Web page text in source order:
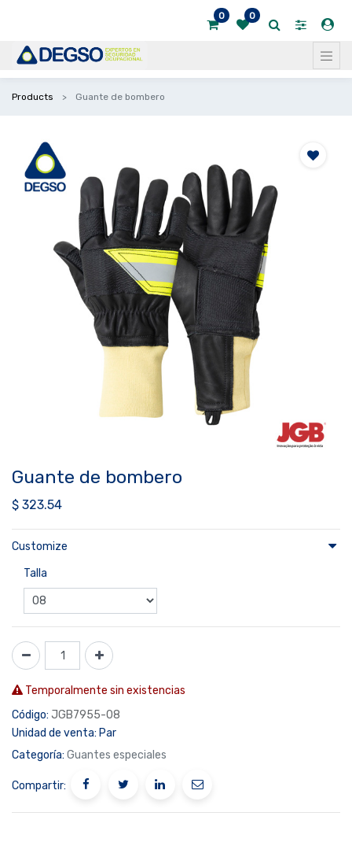
0 0
Products Guante de bombero
Guante de bombero
$ 323.54
Customize
Talla
Temporalmente sin existencias
Código: JGB7955-08
Unidad de venta: Par
Categoría: Guantes especiales
Compartir: